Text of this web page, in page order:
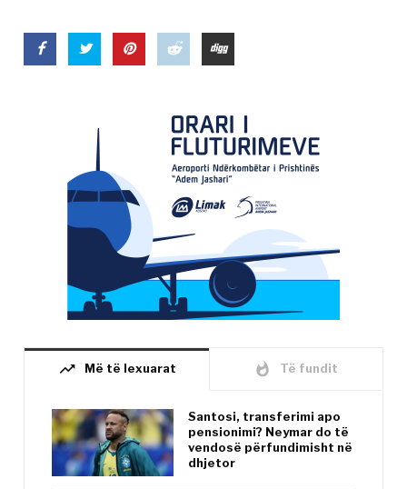
trending_up Më të lexuarat whatshot Të fundit
Santosi, transferimi apo
pensionimi? Neymar do të
vendosë përfundimisht në
dhjetor